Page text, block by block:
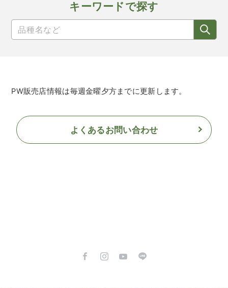
キーワードで探す
PW販売店情報は毎週金曜夕方までに更新します。
よくあるお問い合わせ